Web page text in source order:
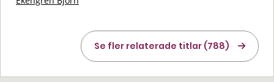
Se fler relaterade titlar (788)